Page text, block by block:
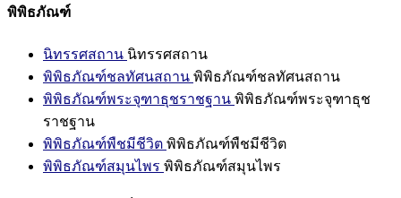
พิพิธภัณฑ์
นิทรรศสถาน นิทรรศสถาน
พิพิธภัณฑ์ชลทัศนสถาน พิพิธภัณฑ์ชลทัศนสถาน
พิพิธภัณฑ์พระจุฑาธุชราชฐาน พิพิธภัณฑ์พระจุฑาธุช
ราชฐาน
พิพิธภัณฑ์พืชมีชีวิต พิพิธภัณฑ์พืชมีชีวิต
พิพิธภัณฑ์สมุนไพร พิพิธภัณฑ์สมุนไพร